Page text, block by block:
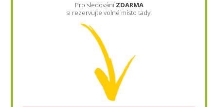
Pro sledováníZDARMA
si rezervujte volné místo tady: